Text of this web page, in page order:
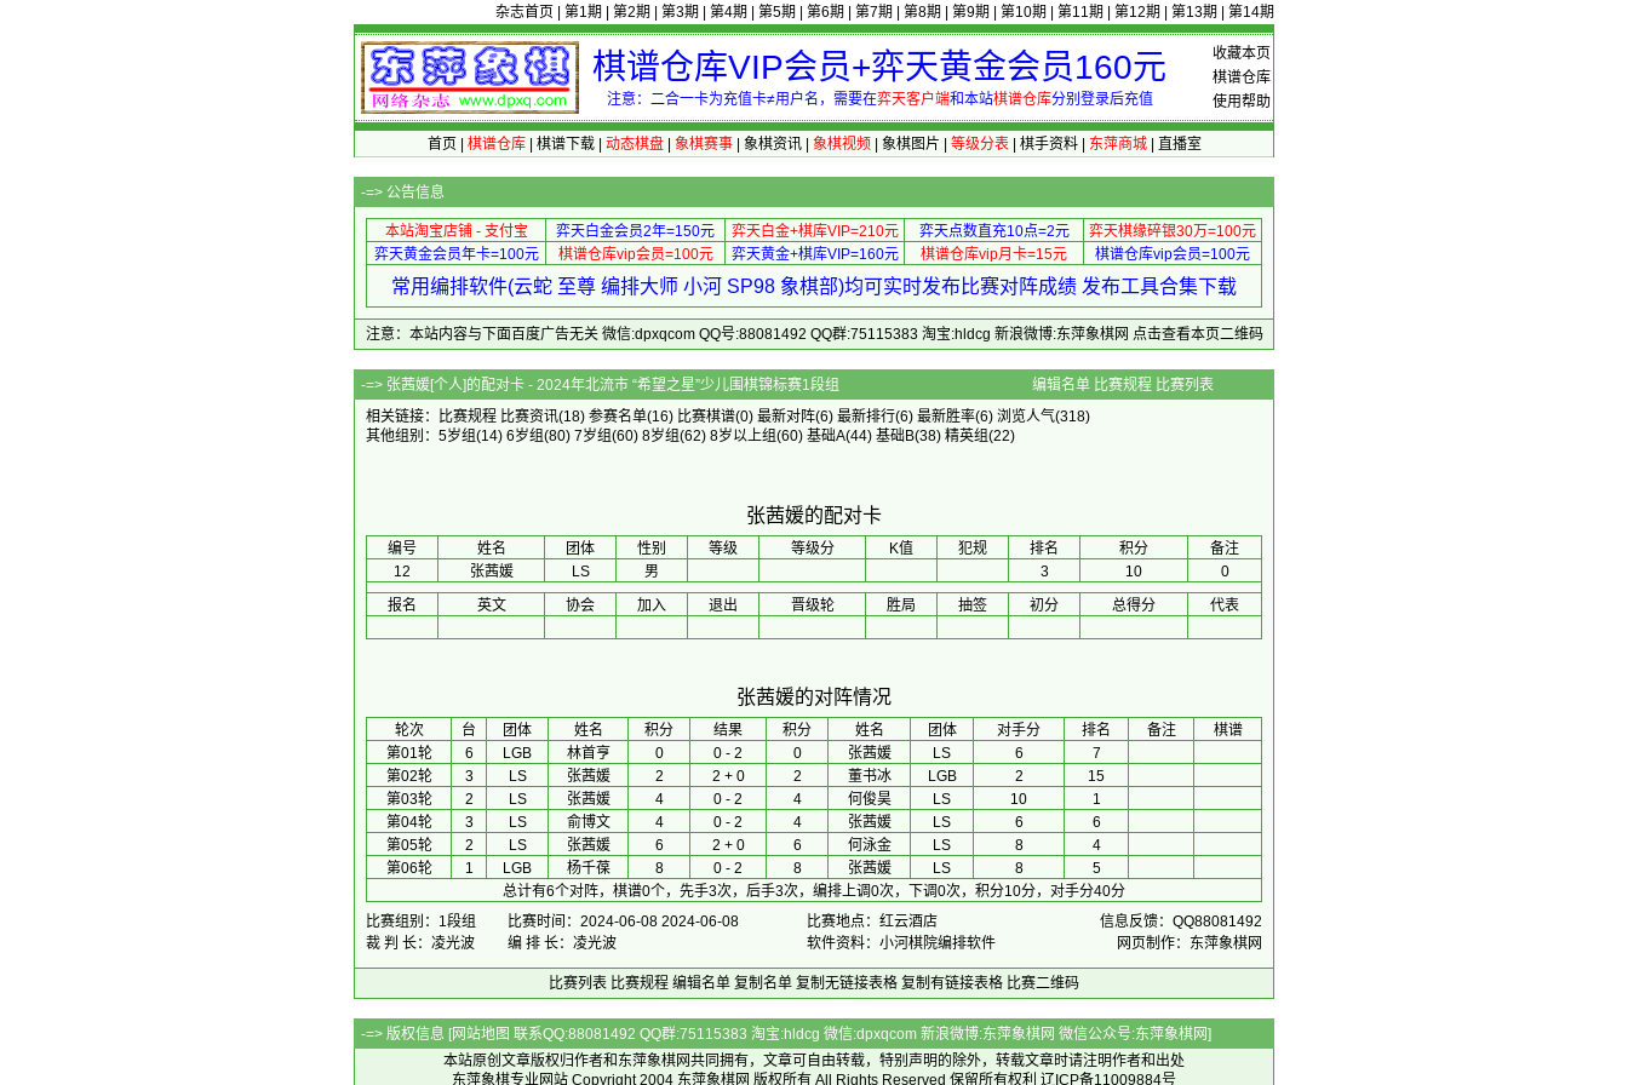
杂志首页 第1期 第2期 第3期 第4期 第5期 第6期 第7期 第8期 第9期 第10期 第11期 第12期 第13期 第14期
收藏本页
棋谱仓库
使用帮助
棋谱仓库VIP会员+弈天黄金会员160元
注意：二合一卡为充值卡≠用户名，需要在弈天客户端和本站棋谱仓库分别登录后充值
首页 棋谱仓库| 棋谱下载| 动态棋盘| 象棋赛事| 象棋资讯| 象棋视频 象棋图片 等级分表| 棋手资料| 东萍商城| 直播室
-=> 公告信息
本站淘宝店铺 - 支付宝 弈天白金会员2年=150元 弈天白金+棋库VIP=210元 弈天点数直充10点=2元
弈天棋缘碎银30万=100元
弈天黄金会员年卡=100元
棋谱仓库vip会员=100元 弈天黄金+棋库VIP=160元 棋谱仓库vip月卡=15元 棋谱仓库vip会员=100元
常用编排软件(云蛇 至尊 编排大师 小河 SP98 象棋部)均可实时发布比赛对阵成绩 发布工具合集下载
注意：本站内容与下面百度广告无关 微信:dpxqcom QQ号:88081492 QQ群:75115383 淘宝:hldcg 新浪微博:东萍象棋网 点击查看本页二维码
-=> 张茜媛[个人]的配对卡 - 2024年北流市 “希望之星”少儿围棋锦标赛1段组 编辑名单 比赛规程 比赛列表
相关链接：
比赛规程 比赛资讯(18) 参赛名单(16) 比赛棋谱(0) 最新对阵(6) 最新排行(6) 最新胜率(6) 浏览人气(318)
其他组别： 5岁组(14) 6岁组(80) 7岁组(60) 8岁组(62) 8岁以上组(60) 基础A(44) 基础B(38) 精英组(22)
张茜媛的配对卡
编号 姓名 团体 性别 等级 等级分 K值 犯规 排名 积分
备注
12
张茜媛 LS 男 3 10
0
报名
英文 协会 加入 退出 晋级轮 胜局 抽签 初分 总得分 代表
张茜媛的对阵情况
轮次 台 团体 姓名 积分 结果 积分 姓名 团体 对手分 排名 备注
棋谱
第01轮
6 LGB 林首亨 0 0 - 2 0 张茜媛 LS 6
7
第02轮
3 LS 张茜媛 2 2 + 0 2 董书冰 LGB 2
15
第03轮
2 LS 张茜媛 4 0 - 2 4 何俊昊 LS 10
1
第04轮
3 LS 俞博文 4 0 - 2 4 张茜媛 LS 6
6
第05轮
2 LS 张茜媛 6 2 + 0 6 何泳金 LS 8
4
第06轮
1 LGB 杨千葆 8 0 - 2 8 张茜媛 LS 8
5
总计有6个对阵，棋谱0个，先手3次，后手3次，编排上调0次，下调0次，积分10分，对手分40分
比赛组别：1段组
比赛时间：2024-06-08 2024-06-08 比赛地点：红云酒店
信息反馈：QQ88081492
裁 判 长：凌光波
编 排 长：凌光波 软件资料：小河棋院编排软件 网页制作：东萍象棋网
比赛列表 比赛规程 编辑名单 复制名单 复制无链接表格 复制有链接表格 比赛二维码
-=> 版权信息 [网站地图 联系QQ:88081492 QQ群:75115383 淘宝:hldcg 微信:dpxqcom 新浪微博:东萍象棋网 微信公众号:东萍象棋网]
本站原创文章版权归作者和 东萍象棋网共同拥有，文章可自由转载，特别声明的除外，转载文章时请注明作者和出处
东萍象棋专业网站 Copyright 2004 东萍象棋网 版权所有 All Rights Reserved 保留所有权利 辽ICP备11009884号